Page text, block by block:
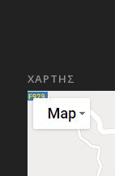
ΧΑΡΤΗΣ